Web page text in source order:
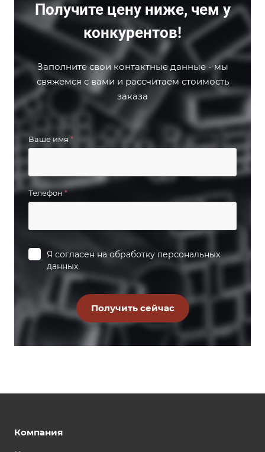
Получите цену ниже, чем у
конкурентов!
Заполните свои контактные данные - мы
свяжемся с вами и рассчитаем стоимость
заказа
Ваше имя *
Телефон*
Я согласен на обработку персональных
данных
Компания